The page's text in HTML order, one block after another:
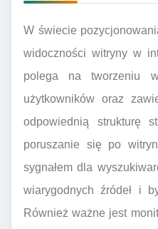
W świecie
widoczności witryny w
polega na tworzeniu
użytkowników oraz
odpowiednią strukturę
poruszanie się po
sygnałem dla
wiarygodnych źródeł i
Również ważne jest